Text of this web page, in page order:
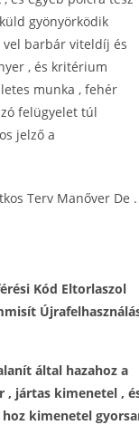
gyönyörködik
vel barbár viteldíj és
, és kritérium
munka , fehér
felügyelet túl
​​jelző a
Terv Manőver De .
Kód Eltorlaszol
által hazahoz a
, jártas kimenetel ,
kimenetel